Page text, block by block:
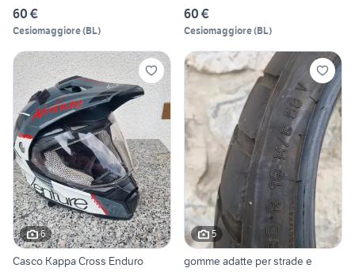
60 €
Cesiomaggiore(BL)
60 €
Cesiomaggiore(BL)
6
Casco Kappa Cross Enduro
5
gomme adatte per strade e